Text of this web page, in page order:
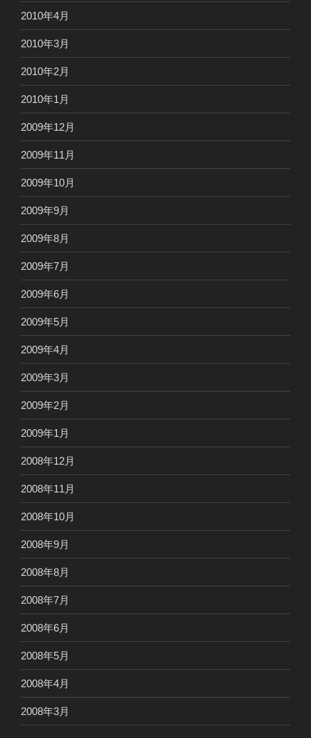
2010年4月
2010年3月
2010年2月
2010年1月
2009年12月
2009年11月
2009年10月
2009年9月
2009年8月
2009年7月
2009年6月
2009年5月
2009年4月
2009年3月
2009年2月
2009年1月
2008年12月
2008年11月
2008年10月
2008年9月
2008年8月
2008年7月
2008年6月
2008年5月
2008年4月
2008年3月